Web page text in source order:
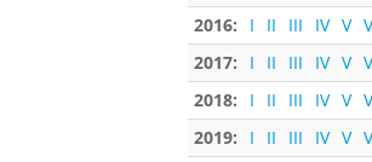
2016:
I II III IV V
2017:
I II III IV V
2018:
I II III IV V
2019:
I II III IV V